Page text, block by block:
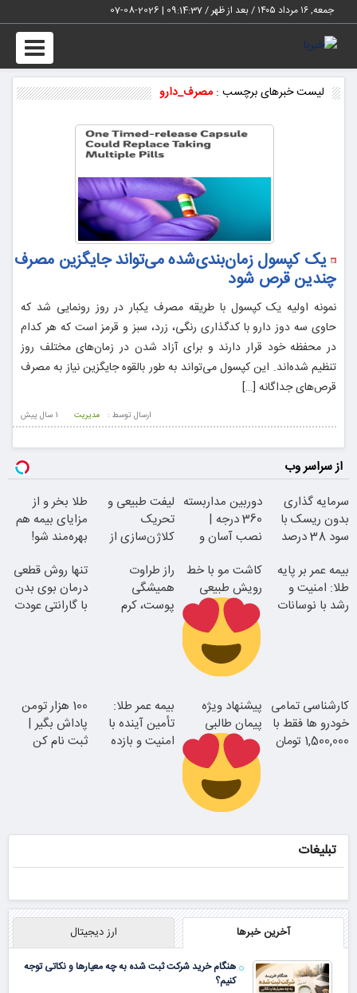
جمعه, ۱۶ مرداد ۱۴۰۵ / بعد از ظهر / 09:14:38
|
2026-08-07
Toggle
لیست خبرهای برچسب : مصرف_دارو
یک کپسول زمان‌بندی‌شده می‌تواند جایگزین مصرف
چندین قرص شود
نمونه اولیه یک کپسول با طریقه مصرف یکبار در روز رونمایی شد که
حاوی سه دوز دارو با کدگذاری رنگی، زرد، سبز و قرمز است که هر کدام
در محفظه خود قرار دارند و برای آزاد شدن در زمان‌های مختلف روز
تنظیم شده‌اند. این کپسول می‌تواند به طور بالقوه جایگزین نیاز به مصرف
قرص‌های جداگانه […]
1 سال پيش ارسال توسط : مدیریت
از سراسر وب
سرمایه گذاری
بدون ریسک با
سود 38 درصد
دوربین مداربسته
360 درجه |
نصب آسان و
لیفت طبیعی و
تحریک
کلاژن‌سازی از
24ماه ماندگاری
طلا بخر و از
مزایای بیمه هم
بهره‌مند شو!
بیمه عمر بر پایه
طلا: امنیت و
رشد با نوسانات
کاشت مو با خط
رویش طبیعی
بهره
راز طراوت
همیشگی
پوست، کرم
تنها روش قطعی
درمان بوی بدن
با گارانتی عودت
همین الان ببین
کارشناسی تمامی
خودرو ها فقط با
1,500,000 تومان
پیشنهاد ویژه
پیمان طالبی
بیمه عمر طلا:
تأمین آینده با
امنیت و بازده
100 هزار تومن
پاداش بگیر |
ثبت نام کن
تبلیغات
آخرین خبرها ارز دیجیتال
هنگام خرید شرکت ثبت شده به چه معیارها و نکاتی توجه
کنیم؟